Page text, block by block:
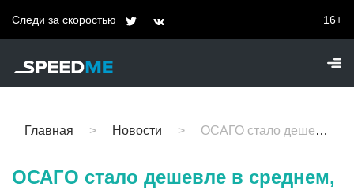
Следи за скоростью 16+
Главная Новости ОСАГО стало дешевле в среднем, но рынок собрал больше денег: что происходит с полисами
ОСАГО стало дешевле в среднем,